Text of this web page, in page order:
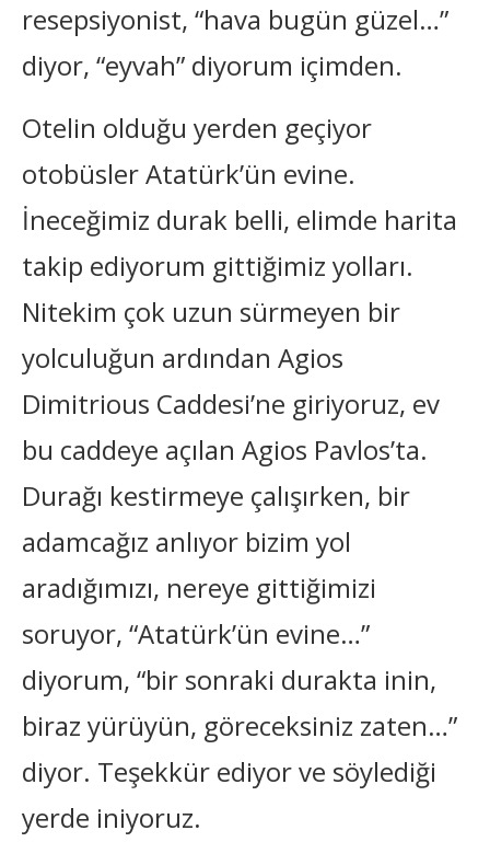
resepsiyonist, “hava bugün güzel…”
diyor, “eyvah” diyorum içimden.
Otelin olduğu yerden geçiyor
otobüsler Atatürk’ün evine.
İneceğimiz durak belli, elimde harita
takip ediyorum gittiğimiz yolları.
Nitekim çok uzun sürmeyen bir
yolculuğun ardından Agios
Dimitrious Caddesi’ne giriyoruz, ev
bu caddeye açılan Agios Pavlos’ta.
Durağı kestirmeye çalışırken, bir
adamcağız anlıyor bizim yol
aradığımızı, nereye gittiğimizi
soruyor, “Atatürk’ün evine…”
diyorum, “bir sonraki durakta inin,
biraz yürüyün, göreceksiniz zaten…”
diyor. Teşekkür ediyor ve söylediği
yerde iniyoruz.